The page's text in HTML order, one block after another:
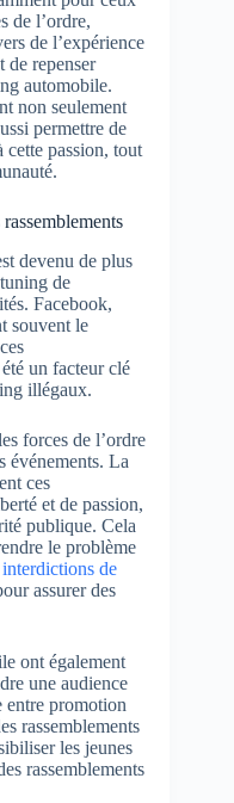
de l’ordre,
de l’expérience
de repenser
automobile.
non seulement
permettre de
cette passion, tout
devenu de plus
de
Facebook,
souvent le
un facteur clé
illégaux.
forces de l’ordre
événements. La
ces
et de passion,
publique. Cela
le problème
interdictions de
assurer des
ont également
une audience
entre promotion
rassemblements
les jeunes
rassemblements